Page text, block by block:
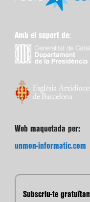
Amb el suport de:
Web maquetada per:
unmon-informatic.com
Subscriu-te